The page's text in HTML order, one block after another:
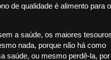
de qualidade é alimento para o
a saúde, os maiores
nada, porque não há como
saúde, ou mesmo perdê-la, por